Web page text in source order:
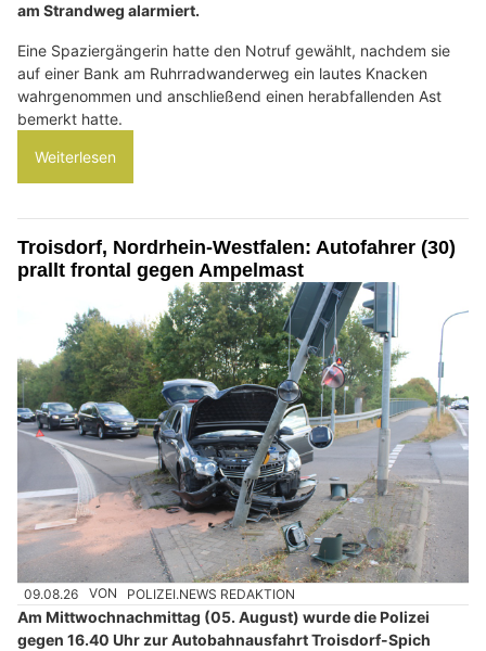
am Strandweg alarmiert.
Eine Spaziergängerin hatte den Notruf gewählt, nachdem sie
auf einer Bank am Ruhrradwanderweg ein lautes Knacken
wahrgenommen und anschließend einen herabfallenden Ast
bemerkt hatte.
Weiterlesen
Troisdorf, Nordrhein-Westfalen: Autofahrer (30)
prallt frontal gegen Ampelmast
09.08.26 VON POLIZEI.NEWS REDAKTION
Am Mittwochnachmittag (05. August) wurde die Polizei
gegen 16.40 Uhr zur Autobahnausfahrt Troisdorf-Spich